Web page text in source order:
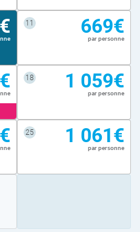
11 669€
par personne
18 1 059€
par personne
25 1 061€
par personne